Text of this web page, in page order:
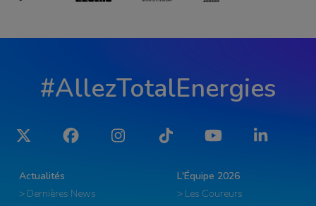
#AllezTotalEnergies
Twitter Facebook Instagram Tiktok YouTube LinkedIn
Actualités
> Dernières News
L'Équipe 2026
> Les Coureurs